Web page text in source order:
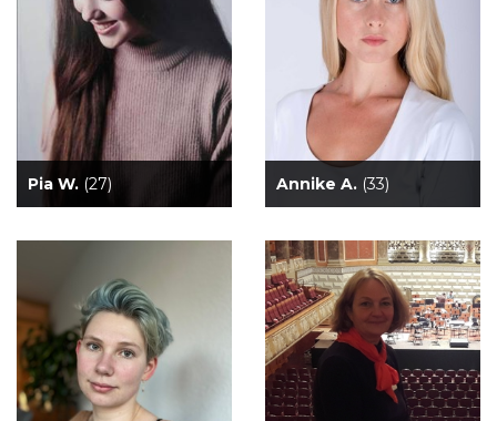
Pia W. (27) Annike A. (33)